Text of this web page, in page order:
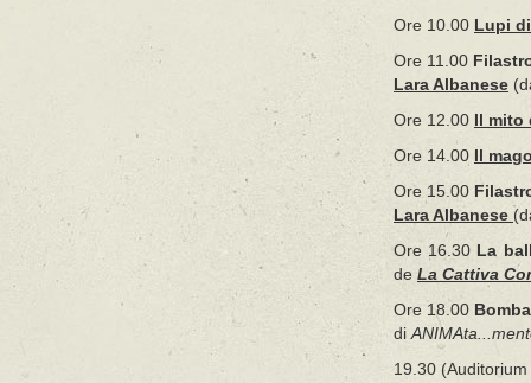
Ore 10.00 Lupi
Ore 11.00
Lara Albanese
Ore 12.00
Il
Ore 14.00
Il
Ore 15.00
Lara Albanese
Ore 16.30 La
de La Cattiva
Ore 18.00
di
19.30